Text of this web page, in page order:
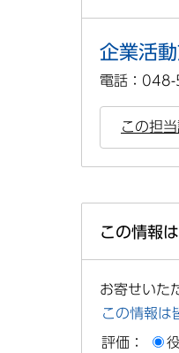
企業活
電話：
この担
この情報
お寄せいた
この情報は
評価：